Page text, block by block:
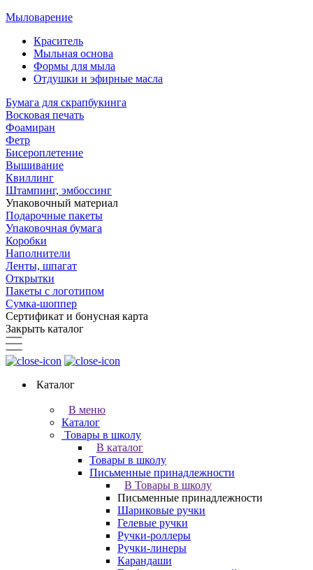
Мыловарение
Краситель
Мыльная основа
Формы для мыла
Отдушки и эфирные масла
Бумага для скрапбукинга
Восковая печать
Фоамиран
Фетр
Бисероплетение
Вышивание
Квиллинг
Штампинг, эмбоссинг
Упаковочный материал
Подарочные пакеты
Упаковочная бумага
Коробки
Наполнители
Ленты, шпагат
Открытки
Пакеты с логотипом
Сумка-шоппер
Сертификат и бонусная карта
Закрыть каталог
Каталог
В меню
Каталог
Товары в школу
В каталог
Товары в школу
Письменные принадлежности
В Товары в школу
Письменные принадлежности
Шариковые ручки
Гелевые ручки
Ручки-роллеры
Ручки-линеры
Карандаши